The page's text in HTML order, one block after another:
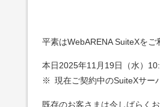
平素はWebARENA SuiteXをご
本日2025年11月19日（水）
※ 現在ご契約中のSuiteXサー
既存のお客さまは今しばらくお